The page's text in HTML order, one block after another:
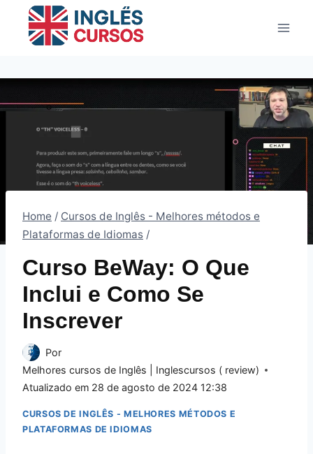
Conteúdo
Home / Cursos de Inglês - Melhores métodos e
Plataformas de Idiomas /
Curso BeWay: O Que
Inclui e Como Se
Inscrever
Por
Melhores cursos de Inglês | Inglescursos ( review)
Atualizado em 28 de agosto de 2024 12:38
CURSOS DE INGLÊS - MELHORES MÉTODOS E
PLATAFORMAS DE IDIOMAS